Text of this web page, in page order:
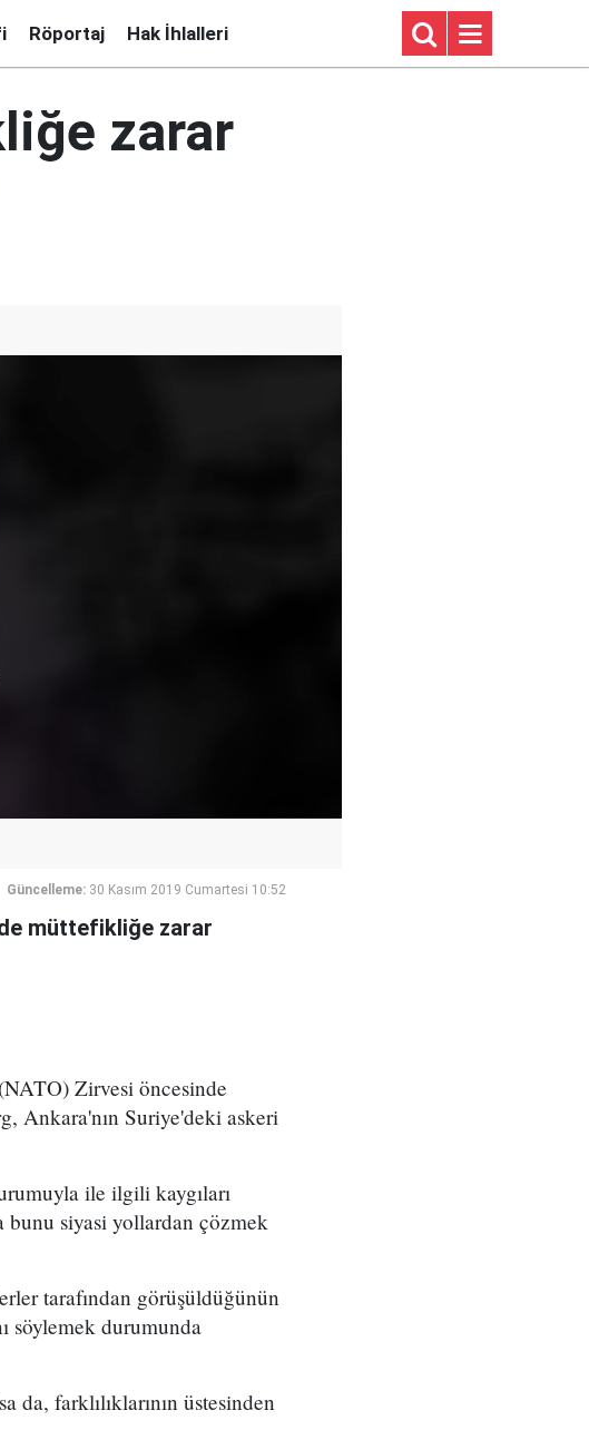
Röportaj Hak İhlalleri
zarar
Güncelleme: 30 Kasım 2019 Cumartesi 10:52
müttefikliğe zarar
Zirvesi öncesinde
Ankara'nın Suriye'deki askeri
ile ilgili kaygıları
bunu siyasi yollardan çözmek
tarafından görüşüldüğünün
söylemek durumunda
farklılıklarının üstesinden